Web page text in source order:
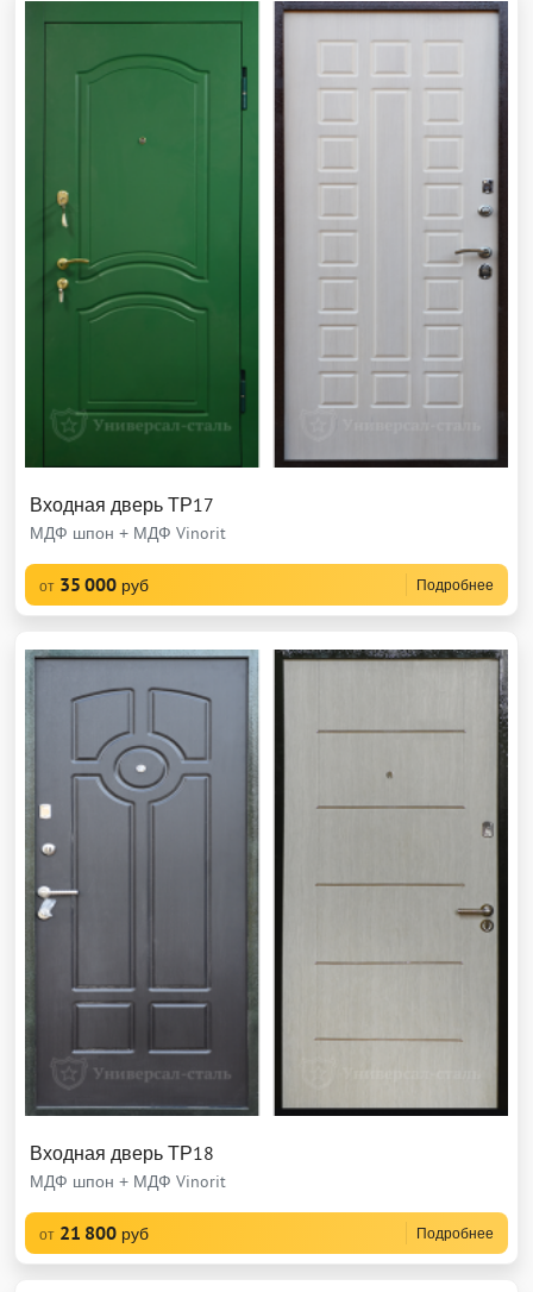
Входная дверь ТР17
МДФ шпон + МДФ Vinorit
от 35 000 руб Подробнее
Входная дверь ТР18
МДФ шпон + МДФ Vinorit
от 21 800 руб Подробнее